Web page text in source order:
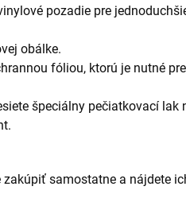
pozadie pre
obálke.
fóliou, ktorú je nutné
špeciálny pečiatkovací lak
samostatne a nájdete